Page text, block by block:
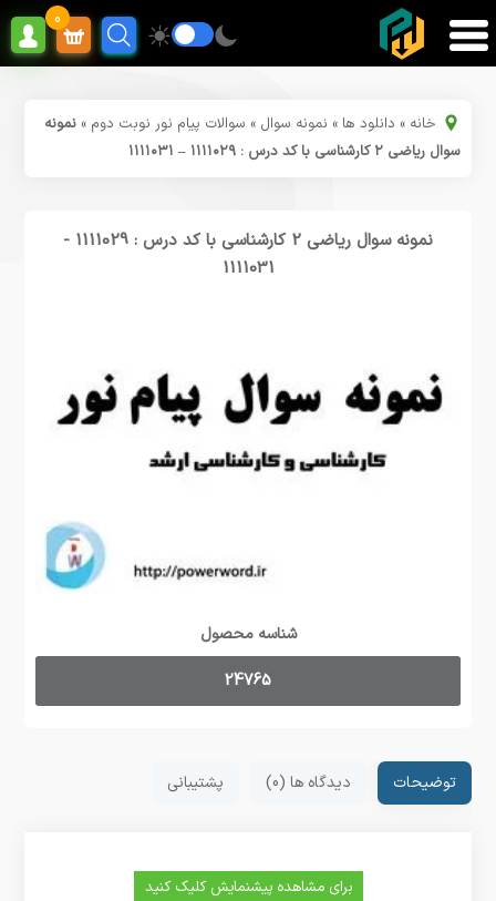
0
خانه » دانلود ها » نمونه سوال » سوالات پیام نور نوبت دوم »نمونه
سوال ریاضی ۲ کارشناسی با کد درس : ۱۱۱۱۰۲۹ – ۱۱۱۱۰۳۱
نمونه سوال ریاضی 2 کارشناسی با کد درس : 1111029 -
1111031
شناسه محصول
24765
توضیحات دیدگاه ها (0) پشتیبانی
برای مشاهده پیشنمایش کلیک کنید